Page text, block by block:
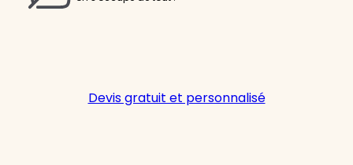
Devis gratuit et personnalisé